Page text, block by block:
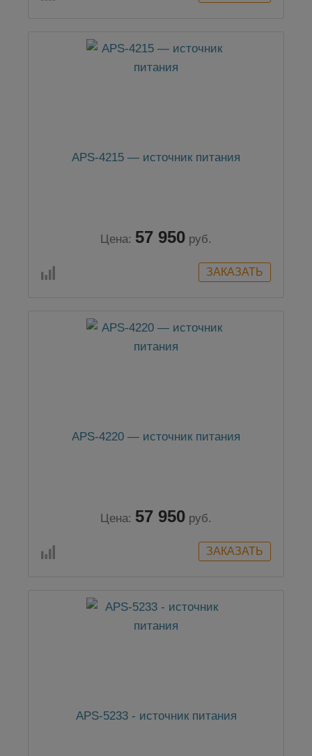
APS-4215 — источник питания
Цена: 57 950 руб.
APS-4220 — источник питания
Цена: 57 950 руб.
APS-5233 - источник питания